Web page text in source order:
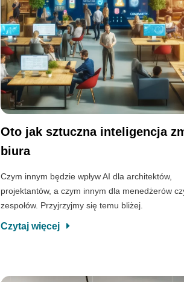
Oto jak sztuczna inteligencja
biura
Czym innym będzie wpływ AI dla architektów,
projektantów, a czym innym dla menedżerów
zespołów. Przyjrzyjmy się temu bliżej.
Czytaj więcej